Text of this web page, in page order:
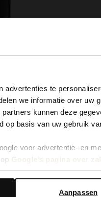
advertenties te
we informatie over uw
kunnen deze
op basis van uw gebruik
voor advertentie- en
Aanpassen
this website in
like your language isn't
to English?
switch to English